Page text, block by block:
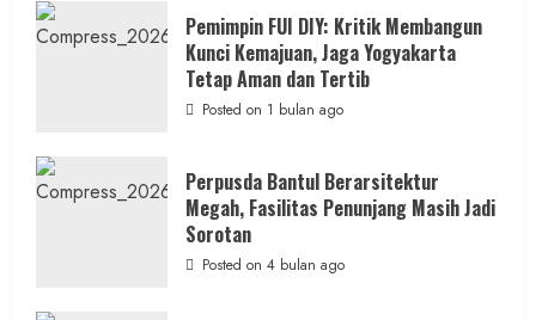
Gedung
KDMP
Rp1,6
Miliar,
Diduga
Hanya
Kontraktor:
Ketum
PWRI
Minta
Pemimpin FUI DIY: Kritik Membangun
Kunci Kemajuan, Jaga Yogyakarta
Tetap Aman dan Tertib
Posted on 1 bulan ago
Perpusda Bantul Berarsitektur
Megah, Fasilitas Penunjang Masih Jadi
Sorotan
Posted on 4 bulan ago